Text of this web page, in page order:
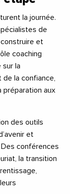
la journée.
de
construire et
coaching
la
la confiance,
préparation aux
des outils
et
conférences
la transition